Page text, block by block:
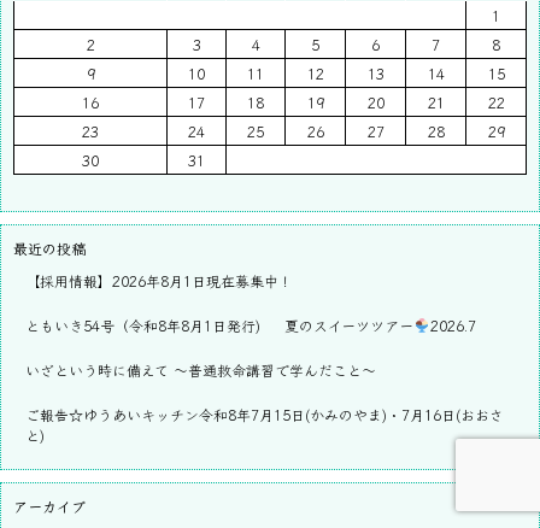
1
2
3 4 5 6 7
8
9
10 11 12 13 14
15
16
17 18 19 20 21
22
23
24 25 26 27 28
29
30
31
最近の投稿
【採用情報】2026年8月1日現在募集中！
ともいき54号（令和8年8月1日発行) 夏のスイーツツアー 2026.7
いざという時に備えて ～普通救命講習で学んだこと～
ご報告☆ゆうあいキッチン令和8年7月15日(かみのやま)・7月16日(おおさ
と)
アーカイブ